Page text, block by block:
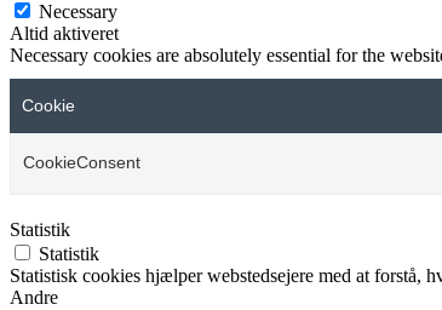
Necessary
Altid aktiveret
Necessary cookies are absolutely essential for the
Cookie
CookieConsent
Statistik
Statistik
Statistisk cookies hjælper webstedsejere med at forstå,
Andre